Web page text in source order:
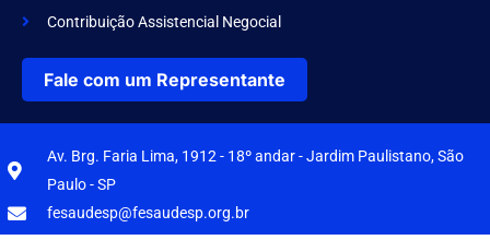
Contribuição Assistencial Negocial
Fale com um Representante
Av. Brg. Faria Lima, 1912 - 18º andar - Jardim Paulistano, São
Paulo - SP
fesaudesp@fesaudesp.org.br